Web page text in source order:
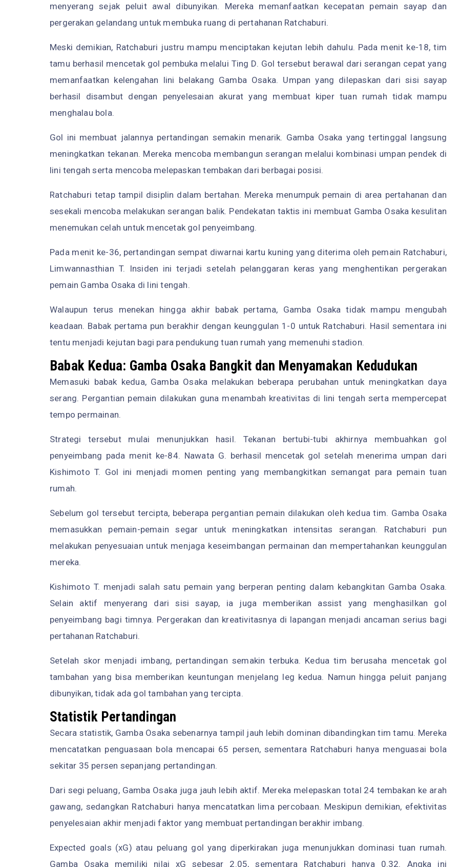
menyerang sejak peluit awal dibunyikan. Mereka memanfaatkan kecepatan pemain sayap dan
pergerakan gelandang untuk membuka ruang di pertahanan Ratchaburi.
Meski demikian, Ratchaburi justru mampu menciptakan kejutan lebih dahulu. Pada menit ke-18, tim
tamu berhasil mencetak gol pembuka melalui Ting D. Gol tersebut berawal dari serangan cepat yang
memanfaatkan kelengahan lini belakang Gamba Osaka. Umpan yang dilepaskan dari sisi sayap
berhasil disambut dengan penyelesaian akurat yang membuat kiper tuan rumah tidak mampu
menghalau bola.
Gol ini membuat jalannya pertandingan semakin menarik. Gamba Osaka yang tertinggal langsung
meningkatkan tekanan. Mereka mencoba membangun serangan melalui kombinasi umpan pendek di
lini tengah serta mencoba melepaskan tembakan dari berbagai posisi.
Ratchaburi tetap tampil disiplin dalam bertahan. Mereka menumpuk pemain di area pertahanan dan
sesekali mencoba melakukan serangan balik. Pendekatan taktis ini membuat Gamba Osaka kesulitan
menemukan celah untuk mencetak gol penyeimbang.
Pada menit ke-36, pertandingan sempat diwarnai kartu kuning yang diterima oleh pemain Ratchaburi,
Limwannasthian T. Insiden ini terjadi setelah pelanggaran keras yang menghentikan pergerakan
pemain Gamba Osaka di lini tengah.
Walaupun terus menekan hingga akhir babak pertama, Gamba Osaka tidak mampu mengubah
keadaan. Babak pertama pun berakhir dengan keunggulan 1-0 untuk Ratchaburi. Hasil sementara ini
tentu menjadi kejutan bagi para pendukung tuan rumah yang memenuhi stadion.
Babak Kedua: Gamba Osaka Bangkit dan Menyamakan Kedudukan
Memasuki babak kedua, Gamba Osaka melakukan beberapa perubahan untuk meningkatkan daya
serang. Pergantian pemain dilakukan guna menambah kreativitas di lini tengah serta mempercepat
tempo permainan.
Strategi tersebut mulai menunjukkan hasil. Tekanan bertubi-tubi akhirnya membuahkan gol
penyeimbang pada menit ke-84. Nawata G. berhasil mencetak gol setelah menerima umpan dari
Kishimoto T. Gol ini menjadi momen penting yang membangkitkan semangat para pemain tuan
rumah.
Sebelum gol tersebut tercipta, beberapa pergantian pemain dilakukan oleh kedua tim. Gamba Osaka
memasukkan pemain-pemain segar untuk meningkatkan intensitas serangan. Ratchaburi pun
melakukan penyesuaian untuk menjaga keseimbangan permainan dan mempertahankan keunggulan
mereka.
Kishimoto T. menjadi salah satu pemain yang berperan penting dalam kebangkitan Gamba Osaka.
Selain aktif menyerang dari sisi sayap, ia juga memberikan assist yang menghasilkan gol
penyeimbang bagi timnya. Pergerakan dan kreativitasnya di lapangan menjadi ancaman serius bagi
pertahanan Ratchaburi.
Setelah skor menjadi imbang, pertandingan semakin terbuka. Kedua tim berusaha mencetak gol
tambahan yang bisa memberikan keuntungan menjelang leg kedua. Namun hingga peluit panjang
dibunyikan, tidak ada gol tambahan yang tercipta.
Statistik Pertandingan
Secara statistik, Gamba Osaka sebenarnya tampil jauh lebih dominan dibandingkan tim tamu. Mereka
mencatatkan penguasaan bola mencapai 65 persen, sementara Ratchaburi hanya menguasai bola
sekitar 35 persen sepanjang pertandingan.
Dari segi peluang, Gamba Osaka juga jauh lebih aktif. Mereka melepaskan total 24 tembakan ke arah
gawang, sedangkan Ratchaburi hanya mencatatkan lima percobaan. Meskipun demikian, efektivitas
penyelesaian akhir menjadi faktor yang membuat pertandingan berakhir imbang.
Expected goals (xG) atau peluang gol yang diperkirakan juga menunjukkan dominasi tuan rumah.
Gamba Osaka memiliki nilai xG sebesar 2.05, sementara Ratchaburi hanya 0.32. Angka ini